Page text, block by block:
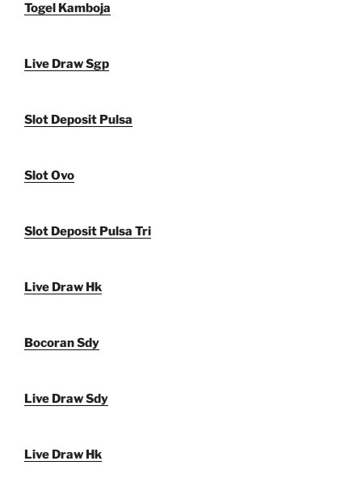
Togel Kamboja
Live Draw Sgp
Slot Deposit Pulsa
Slot Ovo
Slot Deposit Pulsa Tri
Live Draw Hk
Bocoran Sdy
Live Draw Sdy
Live Draw Hk